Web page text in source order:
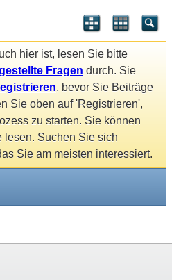
hier ist, lesen Sie bitte
Fragen durch. Sie
, bevor Sie Beiträge
Sie oben auf 'Registrieren',
zu starten. Sie können
lesen. Suchen Sie sich
Sie am meisten interessiert.